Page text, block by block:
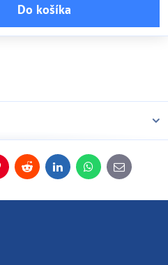
Do košíka
Reddit LinkedInWhatsApp
E-
mail